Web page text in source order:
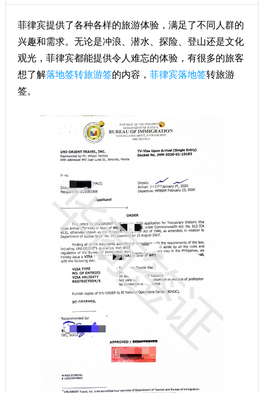
菲律宾提供了各种各样的旅游体验，满足了不同人群的
兴趣和需求。无论是冲浪、潜水、探险、登山还是文化
观光，菲律宾都能提供令人难忘的体验，有很多的旅客
想了解落地签转旅游签的内容， 菲律宾落地签转旅游
签。